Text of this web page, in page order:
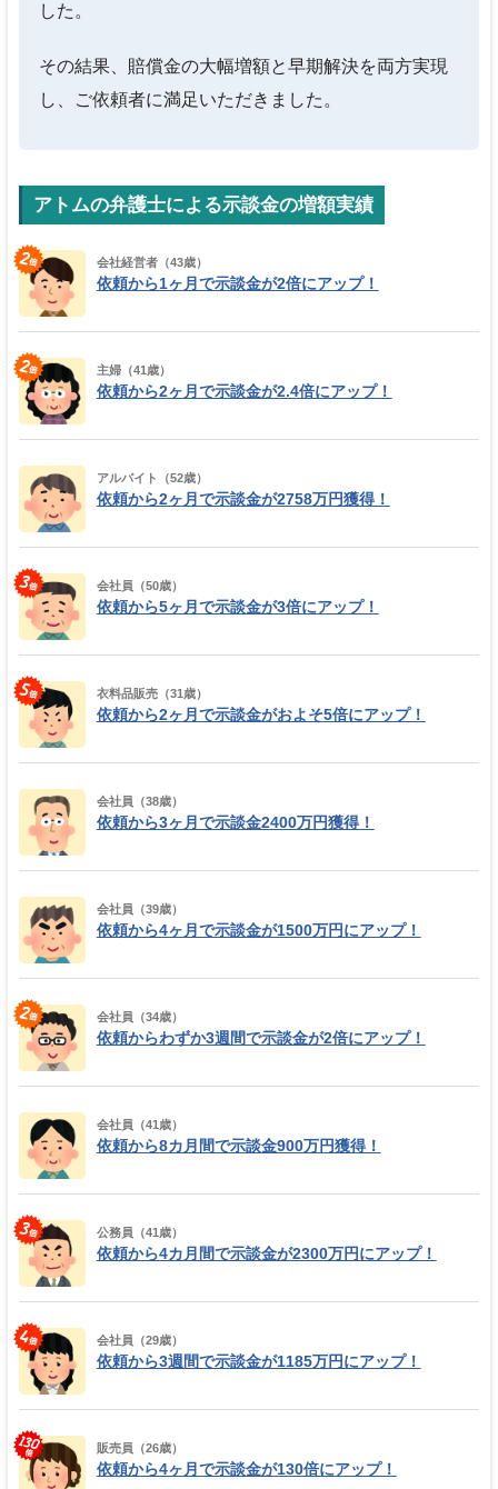
した。
その結果、賠償金の大幅増額と早期解決を両方実現
し、ご依頼者に満足いただきました。
アトムの弁護士による示談金の増額実績
会社経営者（43歳）
依頼から1ヶ月で示談金が2倍にアップ！
主婦（41歳）
依頼から2ヶ月で示談金が2.4倍にアップ！
アルバイト（52歳）
依頼から2ヶ月で示談金が2758万円獲得！
会社員（50歳）
依頼から5ヶ月で示談金が3倍にアップ！
衣料品販売（31歳）
依頼から2ヶ月で示談金がおよそ5倍にアップ！
会社員（38歳）
依頼から3ヶ月で示談金2400万円獲得！
会社員（39歳）
依頼から4ヶ月で示談金が1500万円にアップ！
会社員（34歳）
依頼からわずか3週間で示談金が2倍にアップ！
会社員（41歳）
依頼から8カ月間で示談金900万円獲得！
公務員（41歳）
依頼から4カ月間で示談金が2300万円にアップ！
会社員（29歳）
依頼から3週間で示談金が1185万円にアップ！
販売員（26歳）
依頼から4ヶ月で示談金が130倍にアップ！